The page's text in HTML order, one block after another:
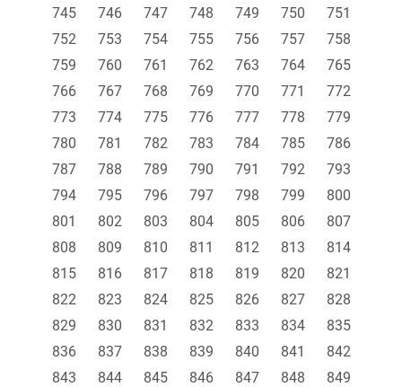
745
746 747 748 749 750
751
752
753 754 755 756 757
758
759
760 761 762 763 764
765
766
767 768 769 770 771
772
773
774 775 776 777 778
779
780
781 782 783 784 785
786
787
788 789 790 791 792
793
794
795 796 797 798 799
800
801
802 803 804 805 806
807
808
809 810 811 812 813
814
815
816 817 818 819 820
821
822
823 824 825 826 827
828
829
830 831 832 833 834
835
836
837 838 839 840 841
842
843
844 845 846 847 848
849